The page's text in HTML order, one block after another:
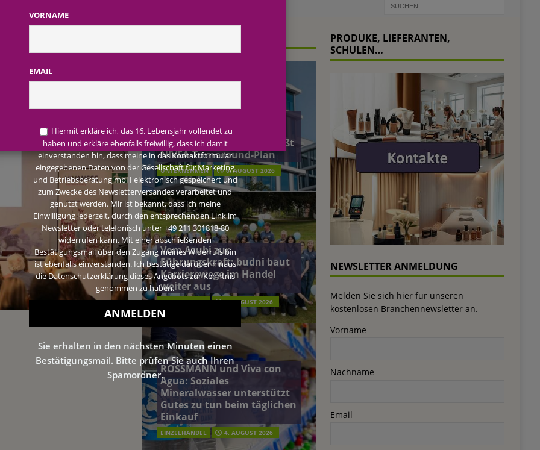
budni baut Karrierewege im Handel weiter aus
Soziales Mineralwasser unterstützt Gutes zu tun beim täglichen
fördert ehrenamtliches Engagement der Mitarbeitenden in
Unternehmen gehört weltweit zu den Pionieren bei der
Konzern passt Prognose an und beschließt NIVEA-Turnaround-Plan
1
2026: Konzern passt
Prognose an und beschließt
NIVEA-Turnaround-Plan
UNTERNEHMEN 6. AUGUST 2026
Vom Azubi zur
Führungskraft: budni baut
Karrierewege im Handel
weiter aus
EINZELHANDEL 5. AUGUST 2026
ROSSMANN und Viva con
Agua: Soziales
Mineralwasser unterstützt
Gutes zu tun beim täglichen
Einkauf
EINZELHANDEL 4. AUGUST 2026
PRODUKE, LIEFERANTEN,
SCHULEN…
NEWSLETTER ANMELDUNG
Melden Sie sich hier für unseren
kostenlosen Branchennewsletter an.
Vorname
Nachname
Email
VORNAME
EMAIL
Hiermit erkläre ich, das 16. Lebensjahr vollendet zu
haben und erkläre ebenfalls freiwillig, dass ich damit
einverstanden bin, dass meine in das Kontaktformular
eingegebenen Daten von der Gesellschaft für Marketing
und Betriebsberatung mbH elektronisch gespeichert und
zum Zwecke des Newsletterversandes verarbeitet und
genutzt werden. Mir ist bekannt, dass ich meine
Einwilligung jederzeit, durch den entsprechenden Link im
Newsletter oder telefonisch unter +49 211 301818-80
widerrufen kann. Mit einer abschließenden
Bestätigungsmail über den Zugang meines Widerrufs bin
ist ebenfalls einverstanden. Ich bestätige darüber hinaus
die Datenschutzerklärung dieses Angebots zur Kenntnis
genommen zu haben.
Sie erhalten in den nächsten Minuten einen
Bestätigungsmail. Bitte prüfen Sie auch Ihren
Spamordner.